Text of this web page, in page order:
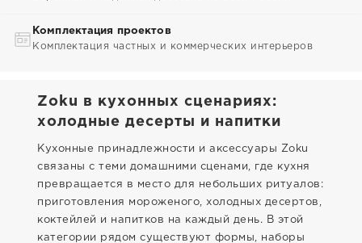
Комплектация проектов
Комплектация частных и коммерческих интерьеров
Zoku в кухонных сценариях:
холодные десерты и напитки
Кухонные принадлежности и аксессуары Zoku
связаны с теми домашними сценами, где кухня
превращается в место для небольших ритуалов:
приготовления мороженого, холодных десертов,
коктейлей и напитков на каждый день. В этой
категории рядом существуют формы, наборы